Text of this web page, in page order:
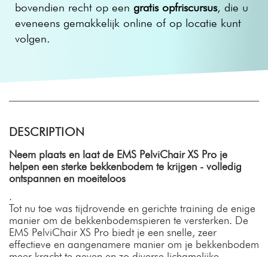
bovendien recht op een gratis opfriscursus, die u
eveneens gemakkelijk online of op locatie kunt
volgen.
DESCRIPTION
Neem plaats en laat de EMS PelviChair XS Pro je
helpen een sterke bekkenbodem te krijgen - volledig
ontspannen en moeiteloos
.
Tot nu toe was tijdrovende en gerichte training de enige
manier om de bekkenbodemspieren te versterken. De
EMS PelviChair XS Pro biedt je een snelle, zeer
effectieve en aangenamere manier om je bekkenbodem